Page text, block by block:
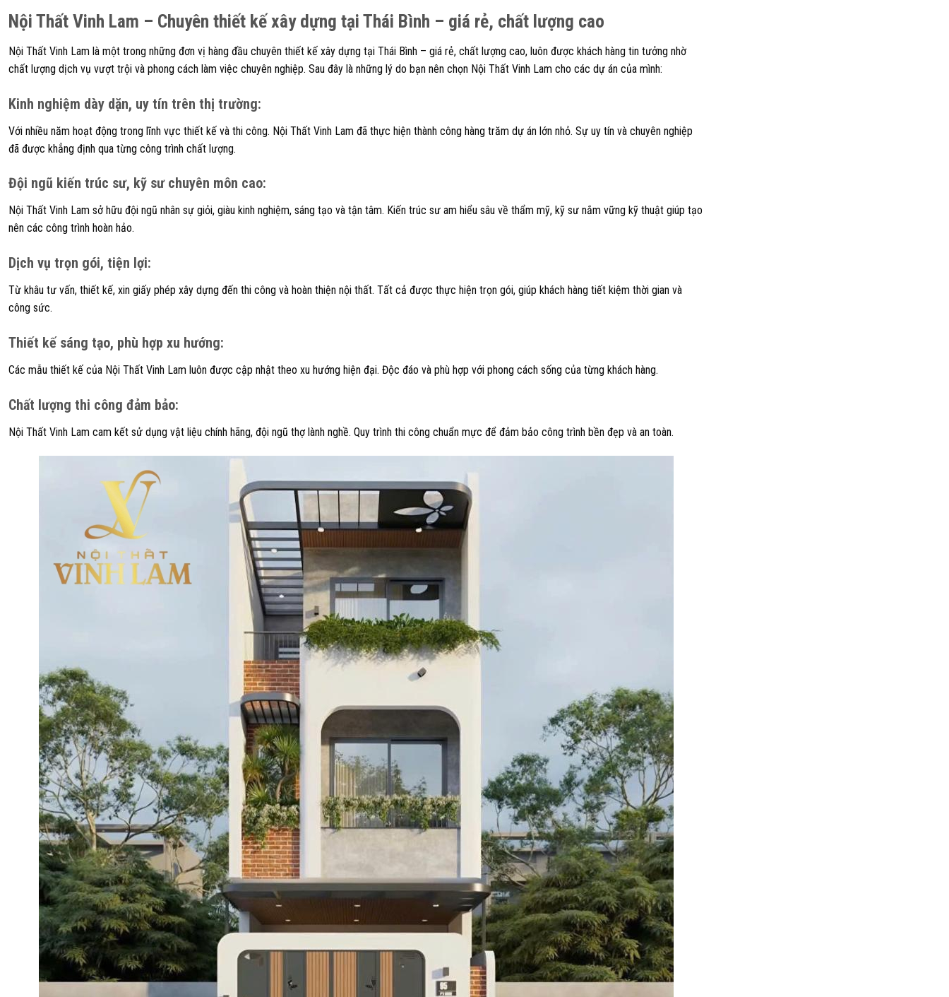
Nội Thất Vinh Lam – Chuyên thiết kế xây dựng tại Thái Bình – giá rẻ, chất lượng cao
Nội Thất Vinh Lam là một trong những đơn vị hàng đầu chuyên thiết kế xây dựng tại Thái Bình – giá rẻ, chất lượng cao, luôn được khách hàng tin tưởng nhờ
chất lượng dịch vụ vượt trội và phong cách làm việc chuyên nghiệp. Sau đây là những lý do bạn nên chọn Nội Thất Vinh Lam cho các dự án của mình:
Kinh nghiệm dày dặn, uy tín trên thị trường:
Với nhiều năm hoạt động trong lĩnh vực thiết kế và thi công. Nội Thất Vinh Lam đã thực hiện thành công hàng trăm dự án lớn nhỏ. Sự uy tín và chuyên nghiệp
đã được khẳng định qua từng công trình chất lượng.
Đội ngũ kiến trúc sư, kỹ sư chuyên môn cao:
Nội Thất Vinh Lam sở hữu đội ngũ nhân sự giỏi, giàu kinh nghiệm, sáng tạo và tận tâm. Kiến trúc sư am hiểu sâu về thẩm mỹ, kỹ sư nắm vững kỹ thuật giúp tạo
nên các công trình hoàn hảo.
Dịch vụ trọn gói, tiện lợi:
Từ khâu tư vấn, thiết kế, xin giấy phép xây dựng đến thi công và hoàn thiện nội thất. Tất cả được thực hiện trọn gói, giúp khách hàng tiết kiệm thời gian và
công sức.
Thiết kế sáng tạo, phù hợp xu hướng:
Các mẫu thiết kế của Nội Thất Vinh Lam luôn được cập nhật theo xu hướng hiện đại. Độc đáo và phù hợp với phong cách sống của từng khách hàng.
Chất lượng thi công đảm bảo:
Nội Thất Vinh Lam cam kết sử dụng vật liệu chính hãng, đội ngũ thợ lành nghề. Quy trình thi công chuẩn mực để đảm bảo công trình bền đẹp và an toàn.